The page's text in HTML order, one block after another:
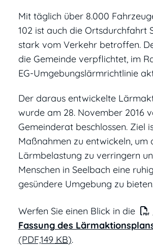
Mit täglich über 8.000
102 ist auch die Ortsdurchfahrt
stark vom Verkehr betroffen.
die Gemeinde verpflichtet, im
EG-Umgebungslärmrichtlinie
Der daraus entwickelte
wurde am 28. November 2016
Gemeinderat beschlossen. Ziel
Maßnahmen zu entwickeln, um
Lärmbelastung zu verringern
Menschen in Seelbach eine
gesündere Umgebung zu
Werfen Sie einen Blick in die
Fassung des
(PDF,149 KB).